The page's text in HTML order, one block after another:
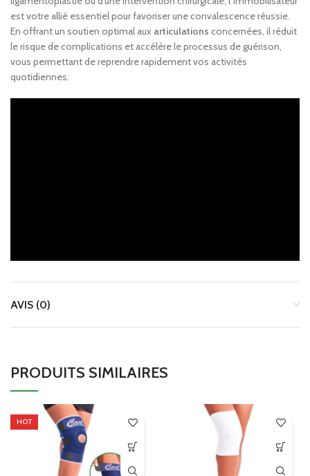
est votre allié essentiel pour favoriser une convalescence réussie.
En offrant un soutien optimal aux articulations concernées, il réduit
le risque de complications et accélère le processus de guérison,
vous permettant de reprendre rapidement vos activités
quotidiennes.
AVIS (0)
PRODUITS SIMILAIRES
HOT